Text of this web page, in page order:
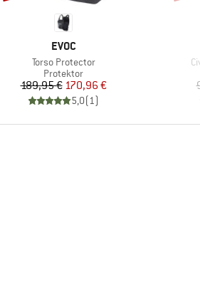
MÆRKE
EVOC
Artikel
Torso Protector
Produktgruppe
Protektor
Pris
189,95 €Nedsat pris
170,96 €
5,0(1)